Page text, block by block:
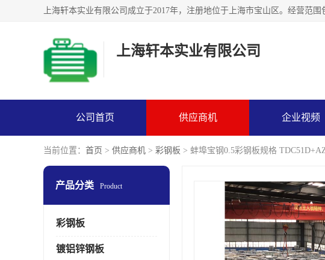
上海轩本实业有限公司
公司首页 供应商机 企业视频
当前位置： 首页 > 供应商机 > 彩钢板 > 蚌埠宝钢0.5彩钢板规格
产品分类 Product
彩钢板
镀铝锌钢板